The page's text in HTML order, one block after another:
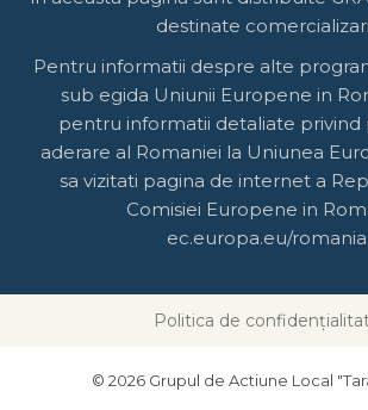
destinate
Pentru informatii despre alte
sub egida Uniunii Europene in
pentru informatii detaliate privind
aderare al Romaniei la Uniunea
sa vizitati pagina de internet a
Comisiei Europene in
ec.europa.eu/romania
Politica de
© 2026 Grupul de Actiune Local